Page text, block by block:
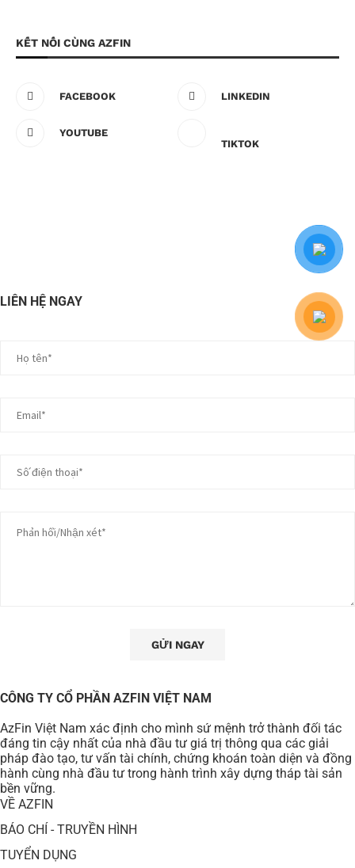
KẾT NỐI CÙNG AZFIN
FACEBOOK LINKEDIN
YOUTUBE
TIKTOK
LIÊN HỆ NGAY
CÔNG TY CỔ PHẦN AZFIN VIỆT NAM
AzFin Việt Nam xác định cho mình sứ mệnh trở thành đối tác
đáng tin cậy nhất của nhà đầu tư giá trị thông qua các giải
pháp đào tạo, tư vấn tài chính, chứng khoán toàn diện và đồng
hành cùng nhà đầu tư trong hành trình xây dựng tháp tài sản
bền vững.
VỀ AZFIN
BÁO CHÍ - TRUYỀN HÌNH
TUYỂN DỤNG